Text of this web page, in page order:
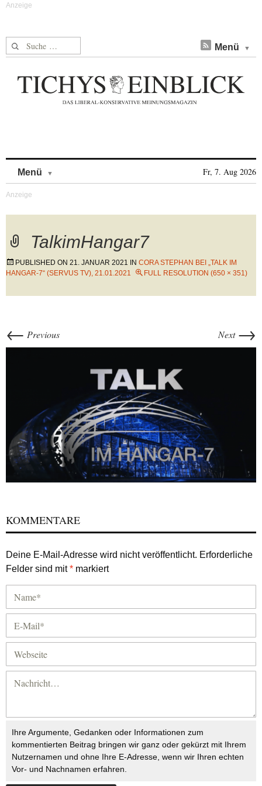
Suche nach: Menü
Menü Fr, 7. Aug 2026
TalkimHangar7
PUBLISHED ON 21. JANUAR 2021 IN CORA STEPHAN BEI „TALK IM
HANGAR-7“ (SERVUS TV), 21.01.2021
FULL RESOLUTION (650 × 351)
← Previous Next →
KOMMENTARE
Deine E-Mail-Adresse wird nicht veröffentlicht. Erforderliche
Felder sind mit* markiert
Ihre Argumente, Gedanken oder Informationen zum
kommentierten Beitrag bringen wir ganz oder gekürzt mit Ihrem
Nutzernamen und ohne Ihre E-Adresse, wenn wir Ihren echten
Vor- und Nachnamen erfahren.